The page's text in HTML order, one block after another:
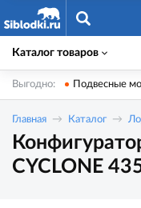
Каталог товаров
Выгодно: Подвесные
Главная Каталог
CYCLONE